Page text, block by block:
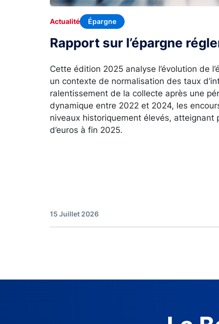
Rapport sur l’épargne
Actualité Épargne
Cette édition 2025 analyse l’évolution de
un contexte de normalisation des taux
ralentissement de la collecte après une
dynamique entre 2022 et 2024, les
niveaux historiquement élevés, atteignant
d’euros à fin 2025.
15 Juillet 2026